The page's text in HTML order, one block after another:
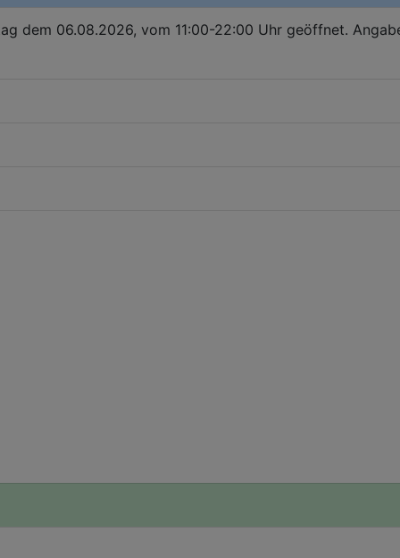
dem 06.08.2026, vom 11:00-22:00 Uhr geöffnet.